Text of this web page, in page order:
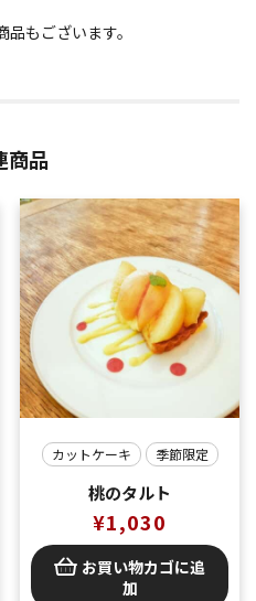
もございます。
商品
カットケーキ 季節限定
桃のタルト
¥1,030
お買い物カゴに追
加